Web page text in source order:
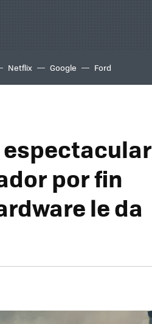
Netflix Google Ford
espectacular
por fin
le da